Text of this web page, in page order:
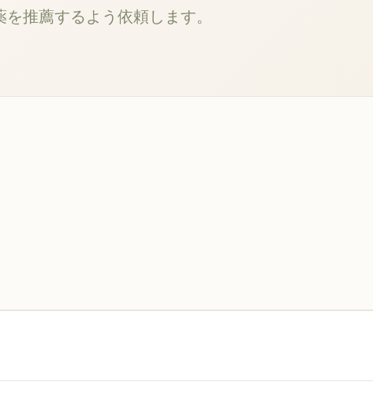
推薦するよう依頼します。